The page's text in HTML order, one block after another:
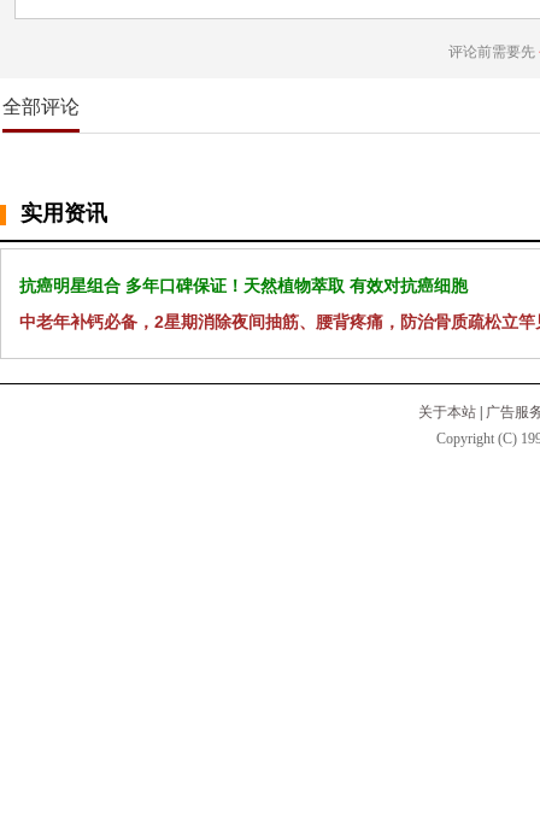
评论前需要先
全部评论
实用资讯
抗癌明星组合 多年口碑保证！天然植物萃取 有效对抗癌细胞
中老年补钙必备，2星期消除夜间抽筋、腰背疼痛，防治骨质疏松立竿
关于本站
广告服
Copyright (C)